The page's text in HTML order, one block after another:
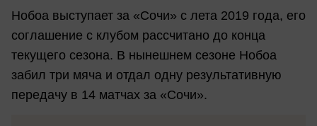
Нобоа выступает за «Сочи» с лета 2019 года, его
соглашение с клубом рассчитано до конца
текущего сезона. В нынешнем сезоне Нобоа
забил три мяча и отдал одну результативную
передачу в 14 матчах за «Сочи».